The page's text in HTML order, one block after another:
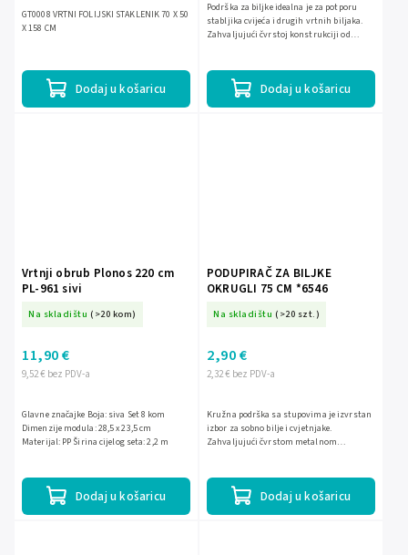
Dodaj u košaricu
GT0008 VRTNI FOLIJSKI STAKLENIK 70 X 50
X 158 CM
Dodaj u košaricu
Podrška za biljke idealna je za potporu
stabljika cvijeća i drugih vrtnih biljaka.
Zahvaljujući čvrstoj konstrukciji od
Vrtnji obrub Plonos 220 cm
PL-961 sivi
Na skladištu (>20 kom)
9,52 € bez PDV-a
11,90 €
Dodaj u košaricu
Glavne značajke Boja: siva Set 8 kom
Dimenzije modula: 28,5 x 23,5 cm
Materijal: PP Širina cijelog seta: 2,2 m
PODUPIRAČ ZA BILJKE
OKRUGLI 75 CM *6546
Na skladištu (>20 szt.)
2,32 € bez PDV-a
2,90 €
Dodaj u košaricu
Kružna podrška sa stupovima je izvrstan
izbor za sobno bilje i cvjetnjake.
Zahvaljujući čvrstom metalnom